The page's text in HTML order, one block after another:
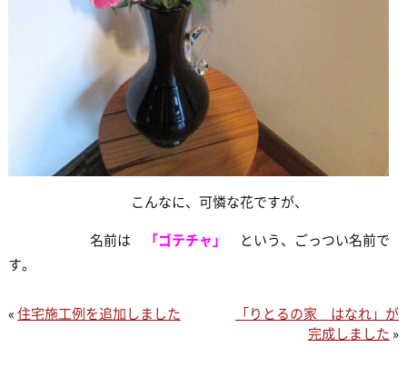
こんなに、可憐な花ですが、
名前は 「ゴテチャ」
という、ごっつい名前で
す。
« 住宅施工例を追加しました
「りとるの家 はなれ」が
完成しました »